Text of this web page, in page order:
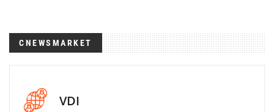
CNEWSMARKET
VDI